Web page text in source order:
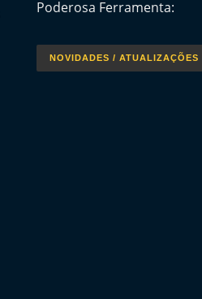
Poderosa Ferramenta:
NOVIDADES / ATUALIZAÇÕES